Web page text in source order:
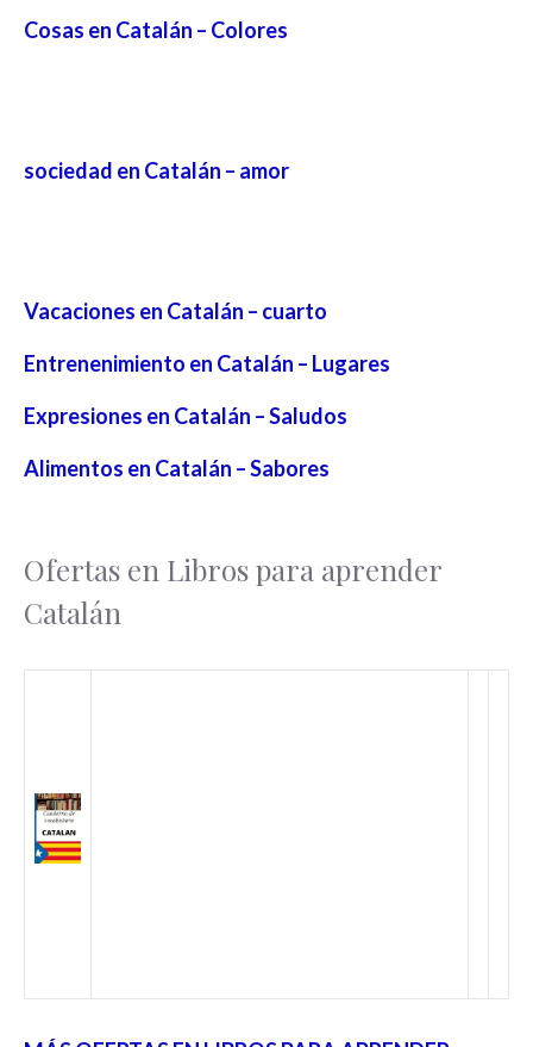
Cosas en Catalán – Colores
sociedad en Catalán – amor
Vacaciones en Catalán – cuarto
Entrenenimiento en Catalán – Lugares
Expresiones en Catalán – Saludos
Alimentos en Catalán – Sabores
Ofertas en Libros para aprender
Catalán